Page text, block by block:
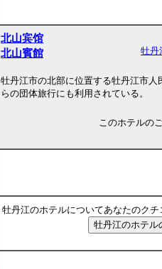
北山宾馆
北山賓館
牡丹
牡丹江市の北部に位置する牡丹江市
らの団体旅行にも利用されている。
このホテルの
牡丹江のホテルについてあなたのク